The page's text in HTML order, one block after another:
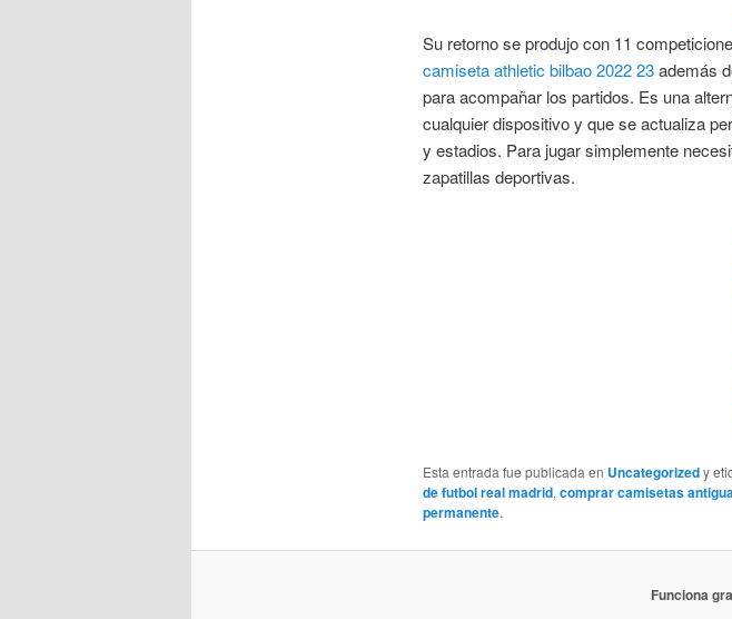
Su retorno se produjo con 11
camiseta athletic bilbao 2022 23además
para acompañar los partidos. Es una
cualquier dispositivo y que se actualiza
y estadios. Para jugar simplemente
zapatillas deportivas.
Esta entrada fue publicada en Uncategorizedy
de futbol real madrid,comprar camisetas
permanente.
Funciona